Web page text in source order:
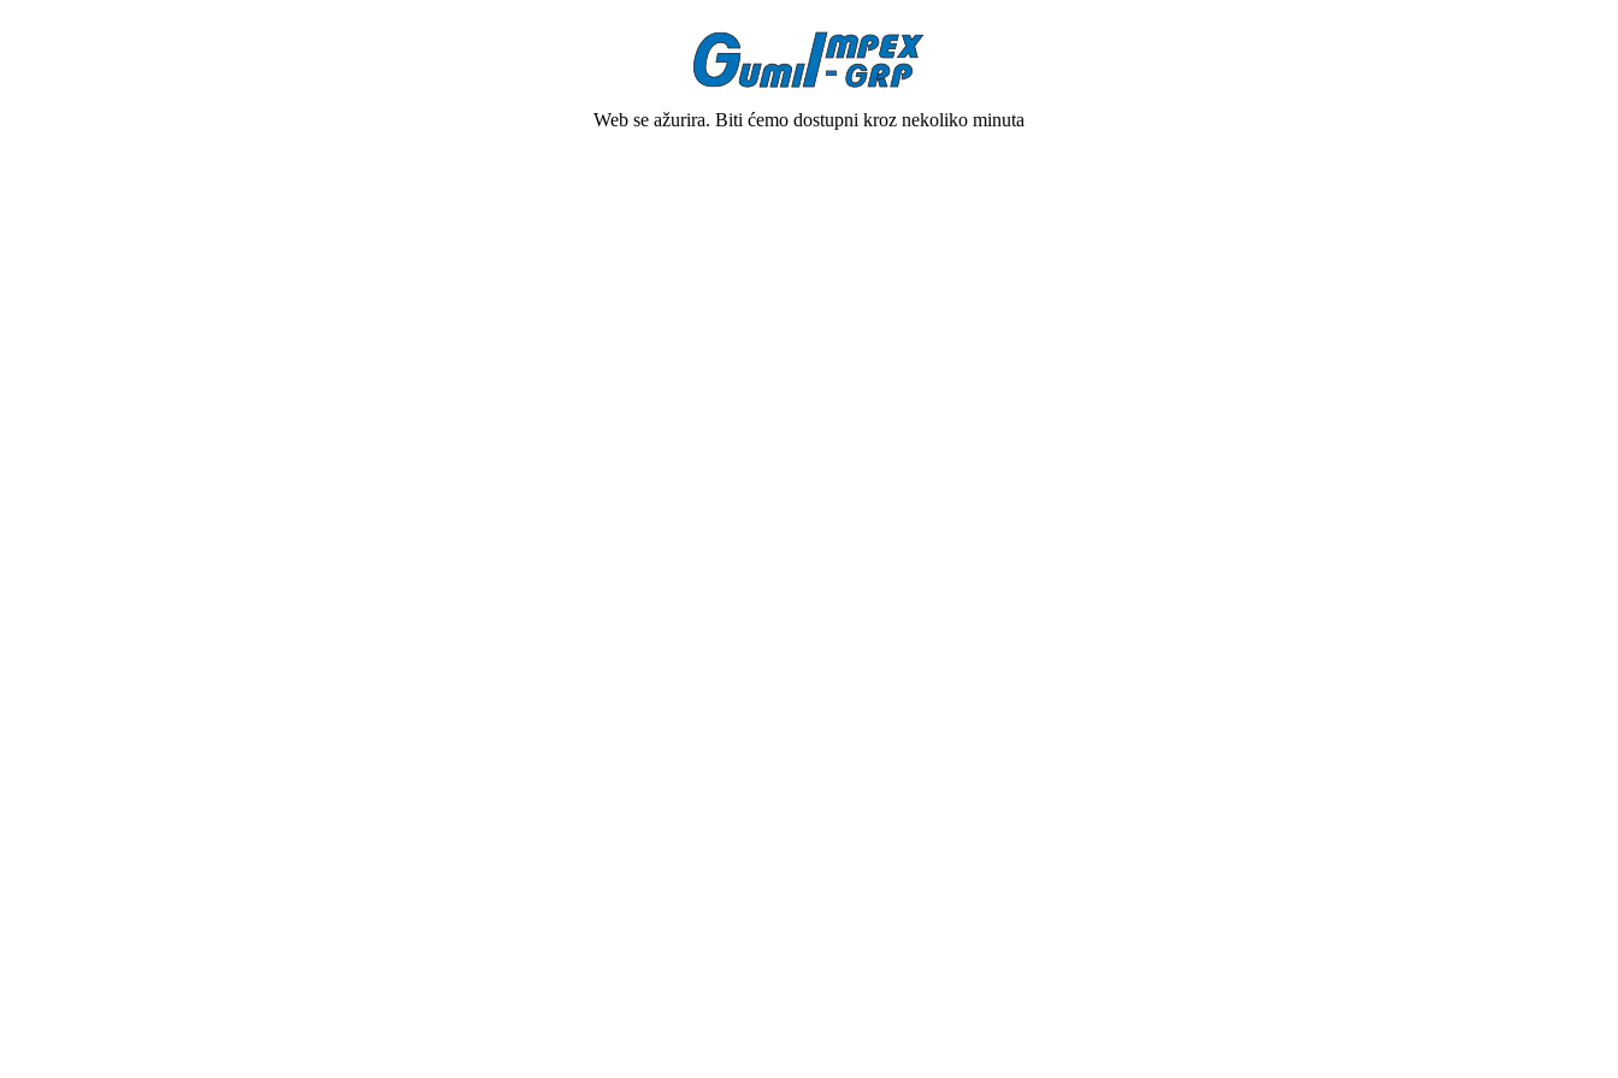
Web se ažurira. Biti ćemo dostupni kroz nekoliko minuta